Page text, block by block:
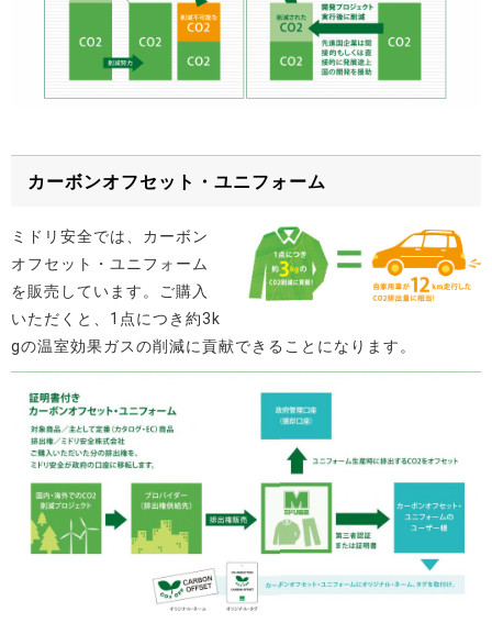
カーボンオフセット・ユニフォーム
ミドリ安全では、カーボン
オフセット・ユニフォーム
を販売しています。ご購入
いただくと、1点につき約3k
gの温室効果ガスの削減に貢献できることになります。